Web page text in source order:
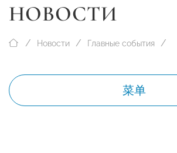
НОВОСТИ
Новости Главные события
菜单